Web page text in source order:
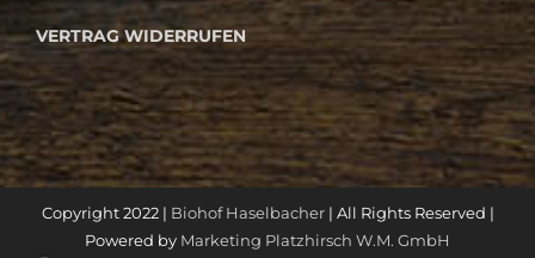
VERTRAG WIDERRUFEN
Copyright 2022 | Biohof Haselbacher| All Rights Reserved |
Powered by Marketing Platzhirsch W.M. GmbH